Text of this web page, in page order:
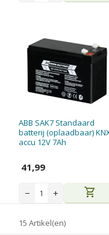
ABB SAK7 Standaard
batterij (oplaadbaar)
accu 12V 7Ah
41,99
− + shopping_cart
15 Artikel(en)